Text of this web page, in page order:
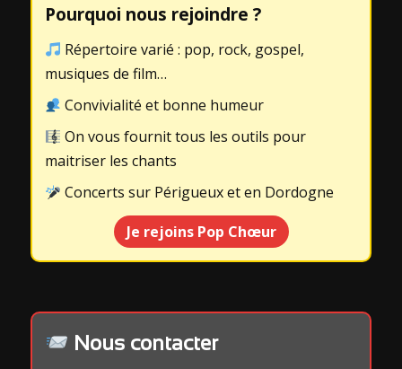
Pourquoi nous rejoindre ?
Répertoire varié : pop, rock, gospel,
musiques de film…
Convivialité et bonne humeur
On vous fournit tous les outils pour
maitriser les chants
Concerts sur Périgueux et en Dordogne
Je rejoins Pop Chœur
Nous contacter